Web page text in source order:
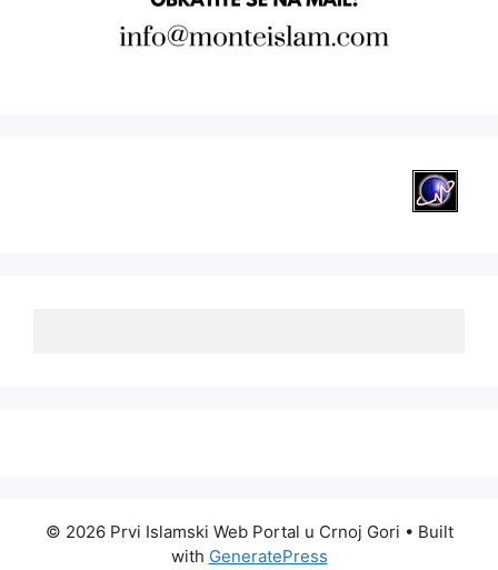
© 2026 Prvi Islamski Web Portal u Crnoj Gori • Built
with GeneratePress